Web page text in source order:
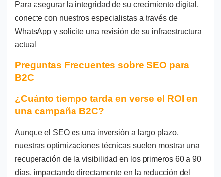
Para asegurar la integridad de su crecimiento digital,
conecte con nuestros especialistas a través de
WhatsApp y solicite una revisión de su infraestructura
actual.
Preguntas Frecuentes sobre SEO para
B2C
¿Cuánto tiempo tarda en verse el ROI en
una campaña B2C?
Aunque el SEO es una inversión a largo plazo,
nuestras optimizaciones técnicas suelen mostrar una
recuperación de la visibilidad en los primeros 60 a 90
días, impactando directamente en la reducción del